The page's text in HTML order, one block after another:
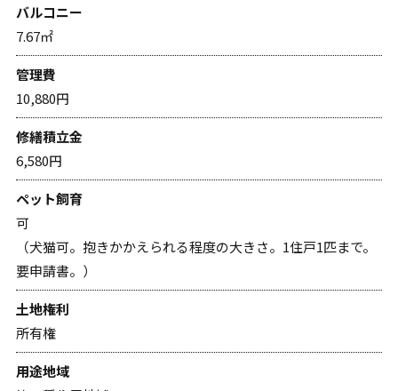
バルコニー
7.67㎡
管理費
10,880円
修繕積立金
6,580円
ペット飼育
可
（犬猫可。抱きかかえられる程度の大きさ。1住⼾1匹まで。
要申請書。）
土地権利
所有権
用途地域